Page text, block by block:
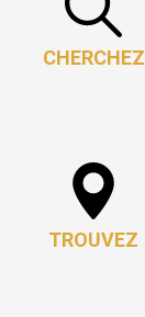
CHERCHEZ
TROUVEZ